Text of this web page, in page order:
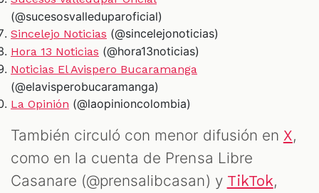
(@sucesosvalleduparoficial)
Sincelejo Noticias (@sincelejonoticias)
Hora 13 Noticias (@hora13noticias)
Noticias El Avispero Bucaramanga
(@elavisperobucaramanga)
La Opinión (@laopinioncolombia)
También circuló con menor difusión en X,
como en la cuenta de Prensa Libre
Casanare (@prensalibcasan) y TikTok,